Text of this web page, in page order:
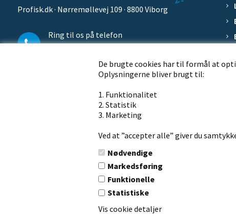
De brugte cookies har til formål at
Oplysningerne bliver brugt til:
1. Funktionalitet
2. Statistik
3. Marketing
Ved at ”accepter alle” giver du
Nødvendige
Markedsføring
Funktionelle
Statistiske
Vis cookie detaljer
Profisk.dk · Nørremøllevej 109 · 8800 Viborg
Ring til os på telefon
+45 86 62 21 13
Send os en mail på
info@ph-outdoor.dk
· CVR: 16254002